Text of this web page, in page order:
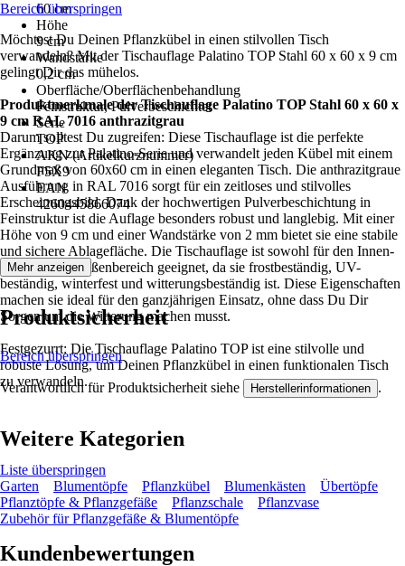
60 cm
Höhe
9 cm
Wandstärke
0,2 cm
Oberfläche/Oberflächenbehandlung
Feinstruktur, Pulverbeschichtet
Serie
TOP
AKN (Artikelkurznummer)
F5X9
EAN
4260445866074
Bereich überspringen
Möchtest Du Deinen Pflanzkübel in einen stilvollen Tisch
verwandeln? Mit der Tischauflage Palatino TOP Stahl 60 x 60 x 9 cm
gelingt Dir das mühelos.
Produktmerkmale der Tischauflage Palatino TOP Stahl 60 x 60 x
9 cm RAL 7016 anthrazitgrau
Darum solltest Du zugreifen: Diese Tischauflage ist die perfekte
Ergänzung zur Palatino-Serie und verwandelt jeden Kübel mit einem
Grundmaß von 60x60 cm in einen eleganten Tisch. Die anthrazitgraue
Ausführung in RAL 7016 sorgt für ein zeitloses und stilvolles
Erscheinungsbild. Dank der hochwertigen Pulverbeschichtung in
Feinstruktur ist die Auflage besonders robust und langlebig. Mit einer
Höhe von 9 cm und einer Wandstärke von 2 mm bietet sie eine stabile
und sichere Ablagefläche. Die Tischauflage ist sowohl für den Innen-
als auch den Außenbereich geeignet, da sie frostbeständig, UV-
beständig, winterfest und witterungsbeständig ist. Diese Eigenschaften
machen sie ideal für den ganzjährigen Einsatz, ohne dass Du Dir
Sorgen um die Witterung machen musst.
Festgezurrt: Die Tischauflage Palatino TOP ist eine stilvolle und
robuste Lösung, um Deinen Pflanzkübel in einen funktionalen Tisch
zu verwandeln.
Mehr anzeigen
Produktsicherheit
Bereich überspringen
Verantwortlich für Produktsicherheit siehe Herstellerinformationen .
Weitere Kategorien
Liste überspringen
Garten
Blumentöpfe Pflanzkübel Blumenkästen
Übertöpfe
Pflanztöpfe & Pflanzgefäße
Pflanzschale
Pflanzvase
Zubehör für Pflanzgefäße & Blumentöpfe
Kundenbewertungen